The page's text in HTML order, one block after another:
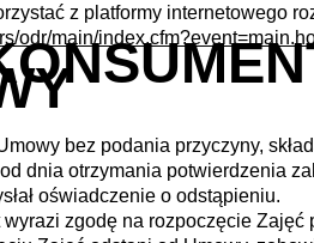
z platformy internetowego
odr/main/
bez podania przyczyny,
dnia otrzymania potwierdzenia
oświadczenie o odstąpieniu.
zgodę na rozpoczęcie